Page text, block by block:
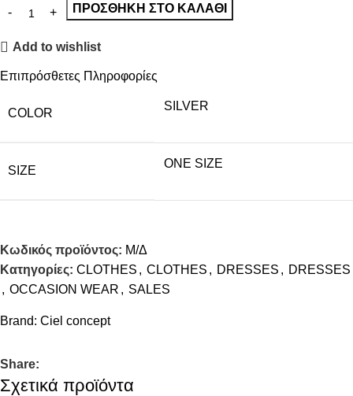
ΠΡΟΣΘΉΚΗ ΣΤΟ ΚΑΛΆΘΙ
Add to wishlist
Επιπρόσθετες Πληροφορίες
COLOR
SILVER
SIZE
ONE SIZE
Κωδικός προϊόντος: Μ/Δ
Κατηγορίες: CLOTHES , CLOTHES , DRESSES , DRESSES
, OCCASION WEAR , SALES
Brand: Ciel concept
Share:
Σχετικά προϊόντα